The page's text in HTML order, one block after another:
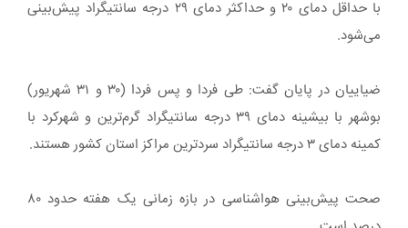
با حداقل دمای ۲۰ و حداکثر دمای ۲۹ درجه سانتیگراد پیش‌بینی
می‌شود.
ضیاییان در پایان گفت: طی فردا و پس فردا (۳۰ و ۳۱ شهریور)
بوشهر با بیشینه دمای ۳۹ درجه سانتیگراد گرم‌ترین و شهرکرد با
کمینه دمای ۳ درجه سانتیگراد سردترین مراکز استان‌ کشور هستند.
صحت پیش‌بینی هواشناسی در بازه زمانی یک هفته حدود ۸۰